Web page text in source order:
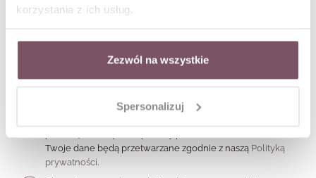
korzystania z ich usług.
Zezwól na wszystkie
Spersonalizuj
nowinek modowych.
Formularz zapisu do newslettera
Twoje dane będą przetwarzane zgodnie z naszą Polityką
prywatności.